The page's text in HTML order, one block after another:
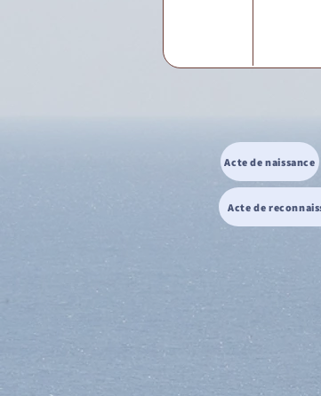
Acte de naissance
Acte de